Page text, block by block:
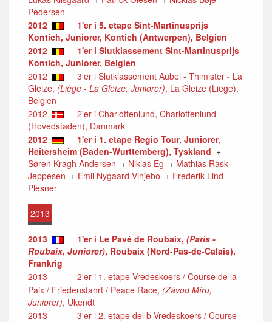
Pedersen
2012
1'er i 5. etape Sint-Martinusprijs
Kontich, Juniorer, Kontich (Antwerpen), Belgien
2012
1'er i Slutklassement Sint-Martinusprijs
Kontich, Juniorer, Belgien
2012
3'er i Slutklassement Aubel - Thimister - La
Gleize, (Liège - La Gleize, Juniorer), La Gleize (Liege),
Belgien
2012
2'er i Charlottenlund, Charlottenlund
(Hovedstaden), Danmark
2012
1'er i 1. etape Regio Tour, Juniorer,
Heitersheim (Baden-Wurttemberg), Tyskland +
Søren Kragh Andersen + Niklas Eg + Mathias Rask
Jeppesen + Emil Nygaard Vinjebo + Frederik Lind
Plesner
2013
2013 1'er i Le Pavé de Roubaix, (Paris -
Roubaix, Juniorer), Roubaix (Nord-Pas-de-Calais),
Frankrig
2013
2'er i 1. etape Vredeskoers / Course de la
Paix / Friedensfahrt / Peace Race, (Závod Míru,
Juniorer), Ukendt
2013
3'er i 2. etape del b Vredeskoers / Course